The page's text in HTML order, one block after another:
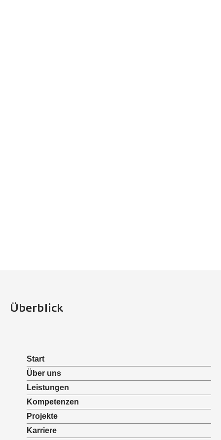
Überblick
Start
Über uns
Leistungen
Kompetenzen
Projekte
Karriere